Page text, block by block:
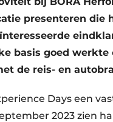
presenteren die
basis goed werkte
de reis- en
Days een
2023 zien